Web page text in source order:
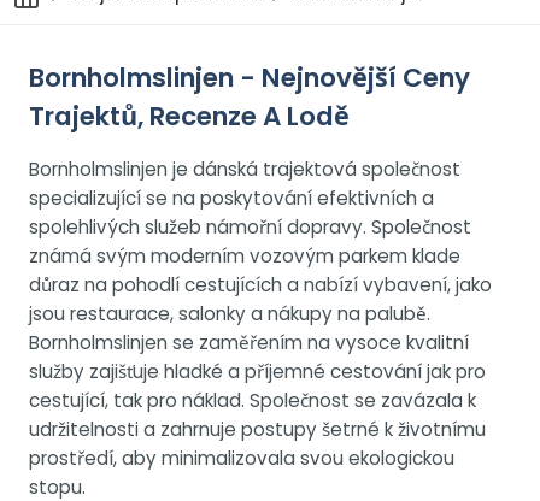
Bornholmslinjen - Nejnovější Ceny
Trajektů, Recenze A Lodě
Bornholmslinjen je dánská trajektová společnost
specializující se na poskytování efektivních a
spolehlivých služeb námořní dopravy. Společnost
známá svým moderním vozovým parkem klade
důraz na pohodlí cestujících a nabízí vybavení, jako
jsou restaurace, salonky a nákupy na palubě.
Bornholmslinjen se zaměřením na vysoce kvalitní
služby zajišťuje hladké a příjemné cestování jak pro
cestující, tak pro náklad. Společnost se zavázala k
udržitelnosti a zahrnuje postupy šetrné k životnímu
prostředí, aby minimalizovala svou ekologickou
stopu.